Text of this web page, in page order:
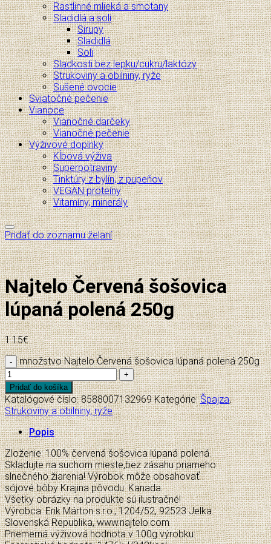
Rastlinné mlieká a smotany
Sladidlá a soli
Sirupy
Sladidlá
Soli
Sladkosti bez lepku/cukru/laktózy
Strukoviny a obilniny, ryže
Sušené ovocie
Sviatočné pečenie
Vianoce
Vianočné darčeky
Vianočné pečenie
Výživové doplnky
Kĺbová výživa
Superpotraviny
Tinktúry z bylín, z pupeňov
VEGAN proteíny
Vitamíny, minerály
Pridať do zoznamu želaní
Najtelo Červená šošovica
lúpaná polená 250g
1.15€
množstvo Najtelo Červená šošovica lúpaná polená 250g
Pridať do košíka
Katalógové číslo:8588007132969 Kategórie:Špajza,
Strukoviny a obilniny, ryže
Popis
Zloženie: 100% červená šošovica lúpaná polená.
Skladujte na suchom mieste,bez zásahu priameho
slnečného žiarenia! Výrobok môže obsahovať :
sójové bôby Krajina pôvodu: Kanada.
Všetky obrázky na produkte sú ilustračné!
Výrobca: Erik Márton s.r.o., 1204/52, 92523 Jelka.
Slovenská Republika, www.najtelo.com
Priemerná výživová hodnota v 100g výrobku: